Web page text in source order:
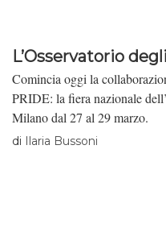
L’Osservatorio
Comincia oggi la
PRIDE: la fiera nazionale
Milano dal 27 al 29 marzo.
di Ilaria Bussoni